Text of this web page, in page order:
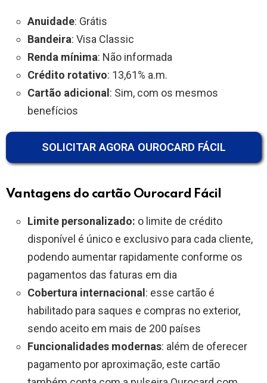
Anuidade: Grátis
Bandeira: Visa Classic
Renda mínima: Não informada
Crédito rotativo: 13,61% a.m.
Cartão adicional : Sim, com os mesmos
benefícios
SOLICITAR AGORA OUROCARD FÁCIL
Vantagens do cartão Ourocard Fácil
Limite personalizado: o limite de crédito
disponível é único e exclusivo para cada cliente,
podendo aumentar rapidamente conforme os
pagamentos das faturas em dia
Cobertura internacional : esse cartão é
habilitado para saques e compras no exterior,
sendo aceito em mais de 200 países
Funcionalidades modernas: além de oferecer
pagamento por aproximação, este cartão